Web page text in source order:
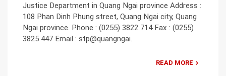
Justice Department in Quang Ngai province Address :
108 Phan Dinh Phung street, Quang Ngai city, Quang
Ngai province. Phone : (0255) 3822 714 Fax : (0255)
3825 447 Email : stp@quangngai.
READ MORE